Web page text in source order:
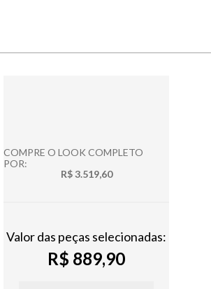
COMPRE O LOOK COMPLETO
POR:
R$ 3.519,60
Valor das peças selecionadas:
R$ 889,90